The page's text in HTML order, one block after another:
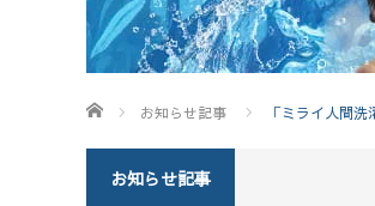
ホーム お知らせ記事 「ミライ人間
お知らせ記事